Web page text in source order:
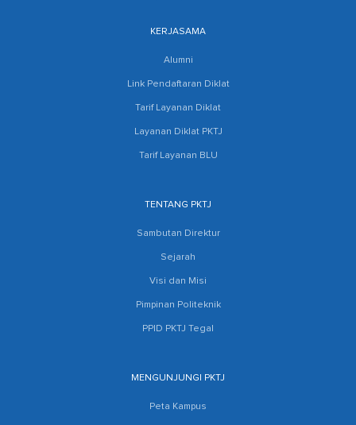
KERJASAMA
Alumni
Link Pendaftaran Diklat
Tarif Layanan Diklat
Layanan Diklat PKTJ
Tarif Layanan BLU
TENTANG PKTJ
Sambutan Direktur
Sejarah
Visi dan Misi
Pimpinan Politeknik
PPID PKTJ Tegal
MENGUNJUNGI PKTJ
Peta Kampus